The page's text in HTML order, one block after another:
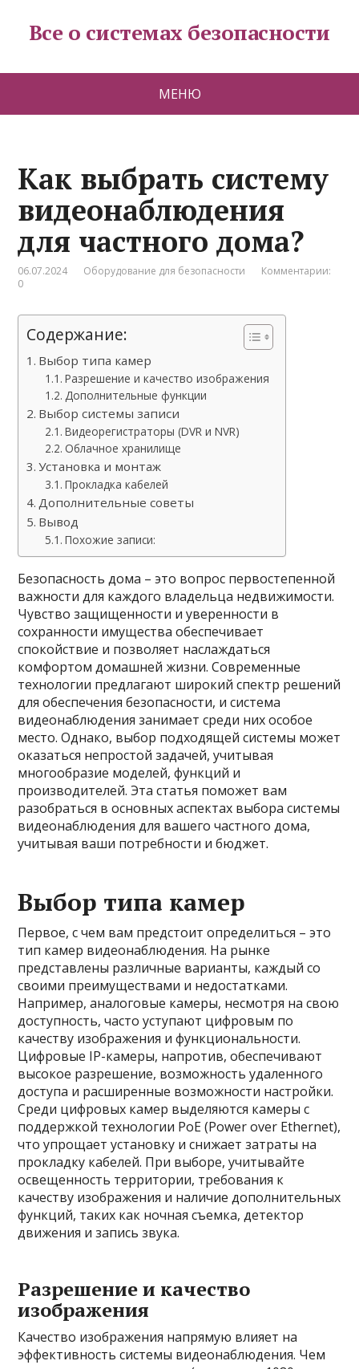
Все о системах безопасности
МЕНЮ
Как выбрать систему
видеонаблюдения
для частного дома?
06.07.2024 Оборудование для безопасности
Комментарии:
0
Содержание:
Выбор типа камер
Разрешение и качество изображения
Дополнительные функции
Выбор системы записи
Видеорегистраторы (DVR и NVR)
Облачное хранилище
Установка и монтаж
Прокладка кабелей
Дополнительные советы
Вывод
Похожие записи:
Безопасность дома – это вопрос первостепенной
важности для каждого владельца недвижимости.
Чувство защищенности и уверенности в
сохранности имущества обеспечивает
спокойствие и позволяет наслаждаться
комфортом домашней жизни. Современные
технологии предлагают широкий спектр решений
для обеспечения безопасности, и система
видеонаблюдения занимает среди них особое
место. Однако, выбор подходящей системы может
оказаться непростой задачей, учитывая
многообразие моделей, функций и
производителей. Эта статья поможет вам
разобраться в основных аспектах выбора системы
видеонаблюдения для вашего частного дома,
учитывая ваши потребности и бюджет.
Выбор типа камер
Первое, с чем вам предстоит определиться – это
тип камер видеонаблюдения. На рынке
представлены различные варианты, каждый со
своими преимуществами и недостатками.
Например, аналоговые камеры, несмотря на свою
доступность, часто уступают цифровым по
качеству изображения и функциональности.
Цифровые IP-камеры, напротив, обеспечивают
высокое разрешение, возможность удаленного
доступа и расширенные возможности настройки.
Среди цифровых камер выделяются камеры с
поддержкой технологии PoE (Power over Ethernet),
что упрощает установку и снижает затраты на
прокладку кабелей. При выборе, учитывайте
освещенность территории, требования к
качеству изображения и наличие дополнительных
функций, таких как ночная съемка, детектор
движения и запись звука.
Разрешение и качество
изображения
Качество изображения напрямую влияет на
эффективность системы видеонаблюдения. Чем